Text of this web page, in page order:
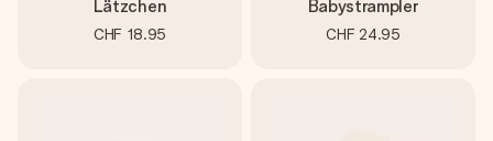
Lätzchen
CHF 18.95
Babystrampler
CHF 24.95